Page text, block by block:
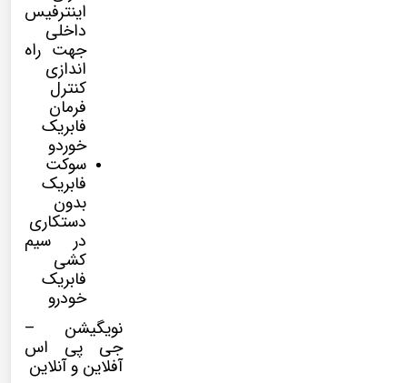
اینترفیس
داخلی
جهت راه
اندازی
کنترل
فرمان
فابریک
خوردو
سوکت
فابریک
بدون
دستکاری
در سیم
کشی
فابریک
خودرو
نویگیشن –
جی پی اس
آفلاین و آنلاین